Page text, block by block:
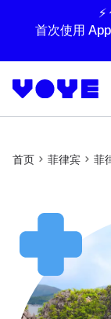
首次使用
首页 菲律宾 菲